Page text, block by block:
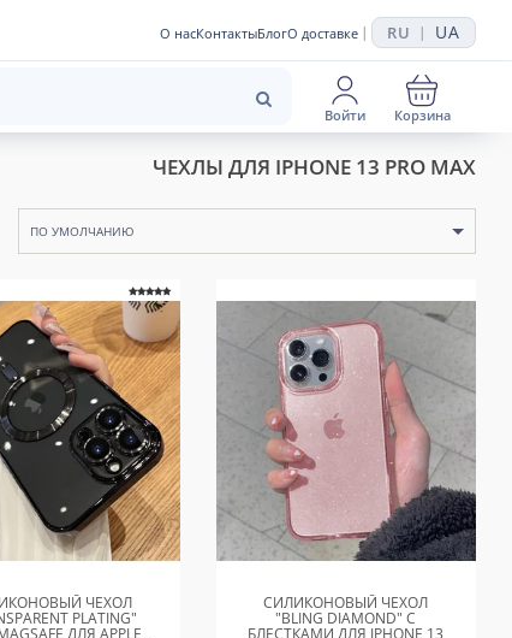
О насКонтактыБлогО доставке | RU | UA
Войти Корзина
ЧЕХЛЫ ДЛЯ IPHONE 13 PRO MAX
ПО УМОЛЧАНИЮ
ЧЕХОЛ
PLATING"
СИЛИКОНОВЫЙ ЧЕХОЛ
"BLING DIAMOND" С